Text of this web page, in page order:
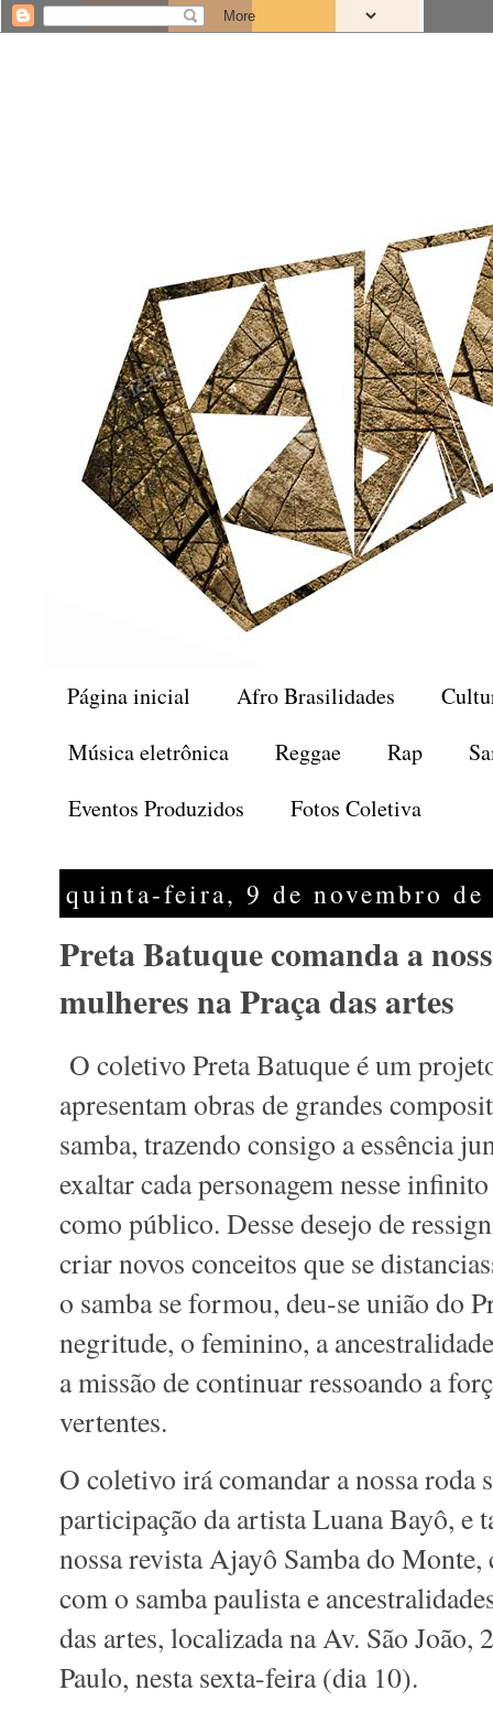
Página inicial Afro Brasilidades
Música eletrônica
Reggae Rap
Eventos Produzidos
Fotos Coletiva
quinta-feira, 9 de novembro de
Preta Batuque comanda a
mulheres na Praça das artes
O coletivo Preta Batuque é um
apresentam obras de grandes
samba, trazendo consigo a essência
exaltar cada personagem nesse
como público. Desse desejo de
criar novos conceitos que se
o samba se formou, deu-se união do
negritude, o feminino, a
a missão de continuar ressoando a
vertentes.
O coletivo irá comandar a nossa roda
participação da artista Luana Bayô, e
nossa revista Ajayô Samba do
com o samba paulista e
das artes, localizada na Av. São
Paulo, nesta sexta-feira (dia 10).